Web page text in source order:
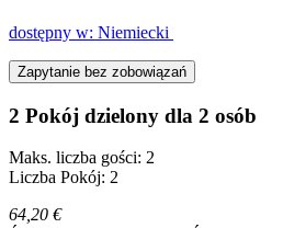
dostępny w: Niemiecki
Zapytanie bez zobowiązań
2 Pokój dzielony dla 2 osób
Maks. liczba gości: 2
Liczba Pokój: 2
64,20 €